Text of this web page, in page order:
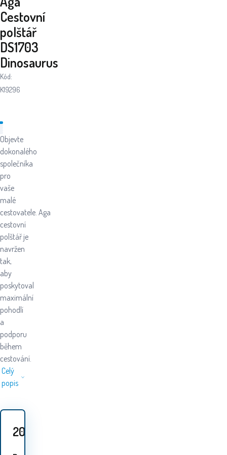
Cestovní
polštář
DS1703
Dinosaurus
Kód:
K19296
Objevte
dokonalého
společníka
pro
vaše
malé
cestovatele. Aga
cestovní
polštář je
navržen
tak,
aby
poskytoval
maximální
pohodlí
a
podporu
během
cestování.
Celý
popis
209